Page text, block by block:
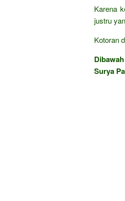
Karena
justru
Kotoran
Surya